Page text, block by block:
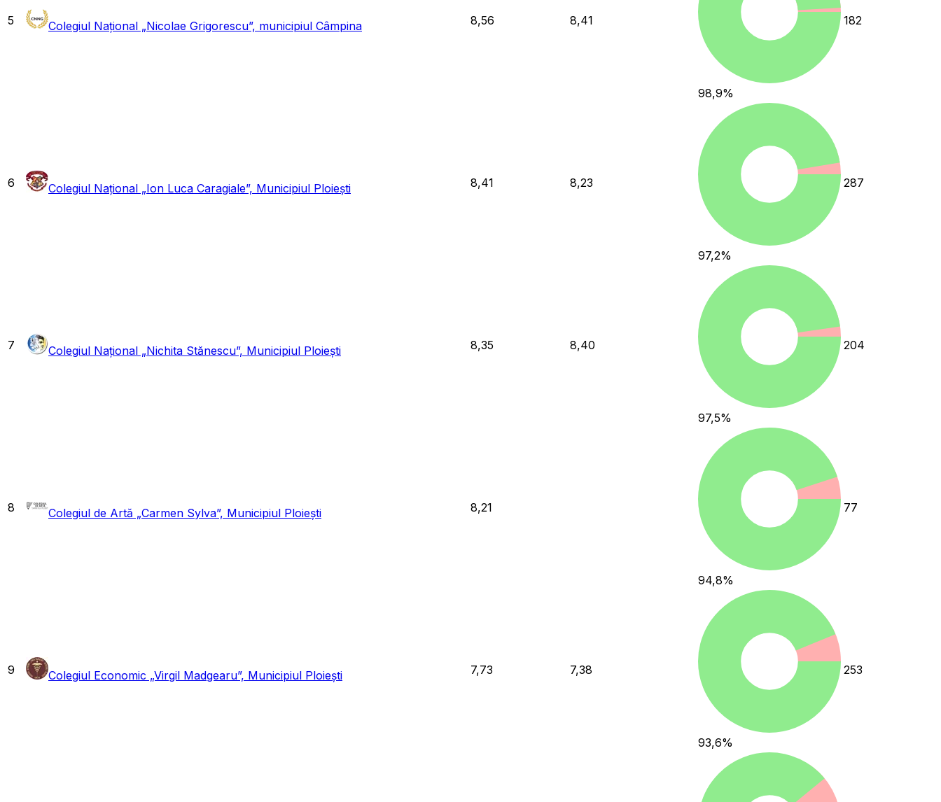
5 Colegiul Național „Nicolae Grigorescu”, municipiul Câmpina 8,56 8,41
98,9%
182
6 Colegiul Național „Ion Luca Caragiale”, Municipiul Ploiești 8,41 8,23
97,2%
287
7 Colegiul Național „Nichita Stănescu”, Municipiul Ploiești 8,35 8,40
97,5%
204
8 Colegiul de Artă „Carmen Sylva”, Municipiul Ploiești 8,21
94,8%
77
9 Colegiul Economic „Virgil Madgearu”, Municipiul Ploiești 7,73 7,38
93,6%
253